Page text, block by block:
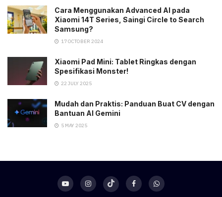
Cara Menggunakan Advanced AI pada
Xiaomi 14T Series, Saingi Circle to Search
Samsung?
17 OCTOBER 2024
Xiaomi Pad Mini: Tablet Ringkas dengan
Spesifikasi Monster!
22 JULY 2025
Mudah dan Praktis: Panduan Buat CV dengan
Bantuan AI Gemini
5 MAY 2025